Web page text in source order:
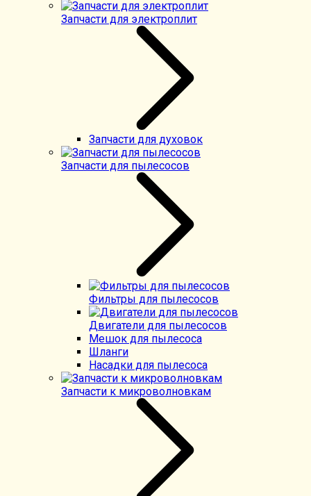
Запчасти для электроплит
Запчасти для духовок
Запчасти для пылесосов
Фильтры для пылесосов
Двигатели для пылесосов
Мешок для пылесоса
Шланги
Насадки для пылесоса
Запчасти к микроволновкам